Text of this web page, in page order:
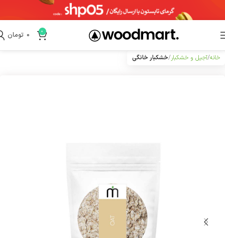
0 تومان 0
خانه آجیل و خشکبار خشکبار خانگی